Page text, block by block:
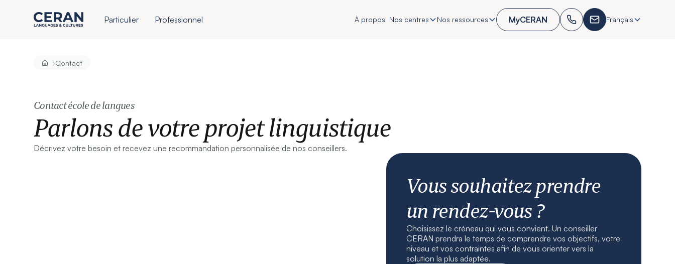
Particulier Professionnel À propos Nos centres Nos ressources MyCERAN Français
›Contact
Contact école de langues
Parlons de votre projet linguistique
Décrivez votre besoin et recevez une recommandation personnalisée de nos conseillers.
Vous souhaitez prendre
un rendez-vous ?
Choisissez le créneau qui vous convient. Un conseiller
CERAN prendra le temps de comprendre vos objectifs, votre
niveau et vos contraintes afin de vous orienter vers la
solution la plus adaptée.